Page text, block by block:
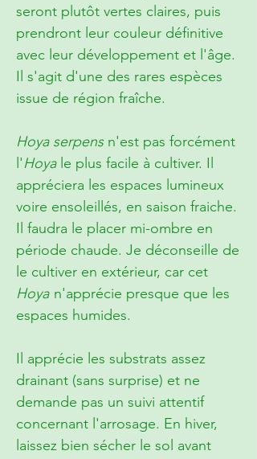
seront plutôt vertes claires, puis
prendront leur couleur définitive
avec leur développement et l'âge.
Il s'agit d'une des rares espèces
issue de région fraîche.
Hoya serpens n'est pas forcément
l'Hoyale plus facile à cultiver. Il
appréciera les espaces lumineux
voire ensoleillés, en saison fraiche.
Il faudra le placer mi-ombre en
période chaude. Je déconseille de
le cultiver en extérieur, car cet
Hoya n'apprécie presque que les
espaces humides.
Il apprécie les substrats assez
drainant (sans surprise) et ne
demande pas un suivi attentif
concernant l'arrosage. En hiver,
laissez bien sécher le sol avant